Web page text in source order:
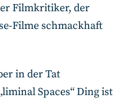
Filmkritiker, der
Filme schmackhaft
in der Tat
Spaces“ Ding ist